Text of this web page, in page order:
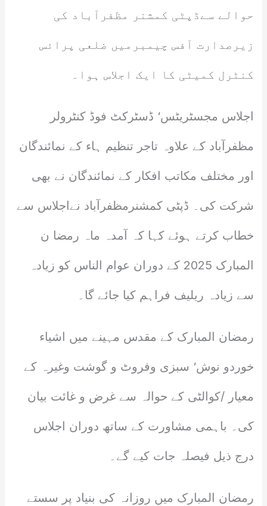
حوالے سےڈپٹی کمشنر مظفرآباد کی
زیرصدارت آفس چیمبرمیں ضلعی پرائس
کنٹرل کمیٹی کا ایک اجلاس ہوا۔
اجلاس مجسٹریٹس‘ ڈسٹرکٹ فوڈ کنٹرولر
مظفرآباد کے علاوہ تاجر تنظیم ہاء کے نمائندگان
اور مختلف مکاتب افکار کے نمائندگان نے بھی
شرکت کی۔ ڈپٹی کمشنرمظفرآباد نےاجلاس سے
خطاب کرتے ہوئے کہا کہ آمدہ ماہ رمضا ن
المبارک 2025 کے دوران عوام الناس کو زیادہ
سے زیادہ ریلیف فراہم کیا جائے گا۔
رمضان المبارک کے مقدس مہینے میں اشیاء
خوردو نوش‘ سبزی وفروٹ و گوشت وغیرہ کے
معیار /کوالٹی کے حوالہ سے غرض و غائت بیان
کی۔ باہمی مشاورت کے ساتھ دوران اجلاس
درج ذیل فیصلہ جات کیے گے۔
رمضان المبارک میں روزانہ کی بنیاد پر سستے